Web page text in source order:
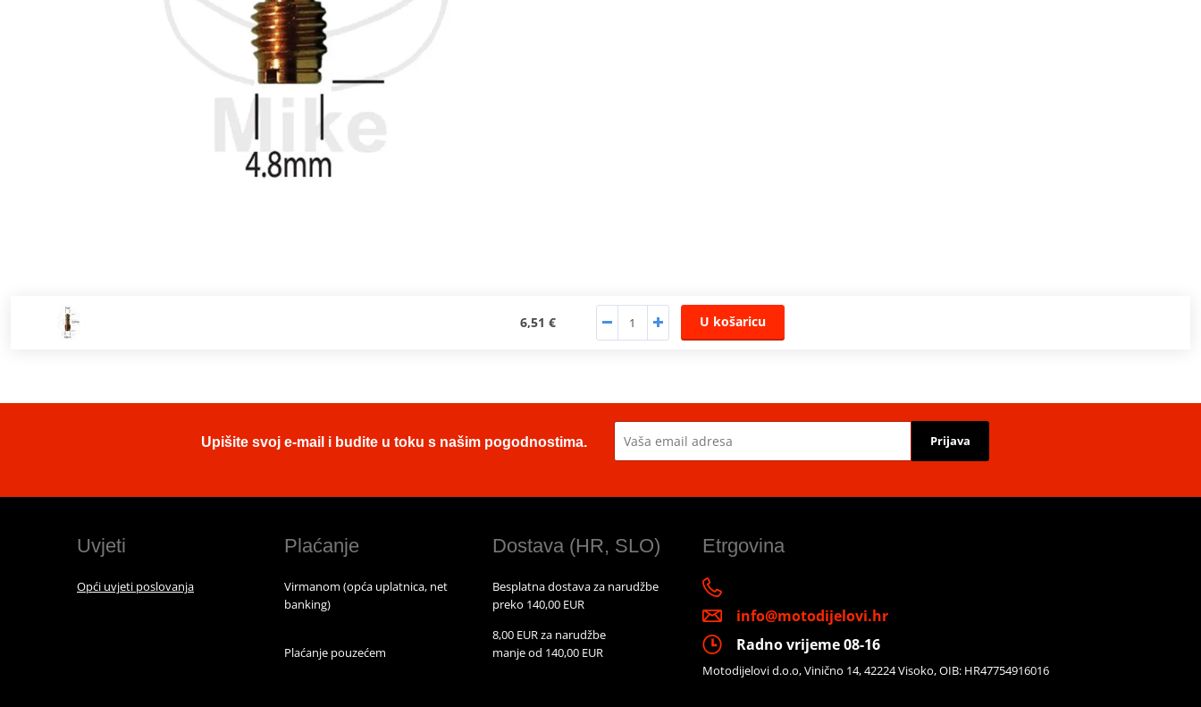
6,51 € U košaricu
Upišite svoj e-mail i budite u toku s našim pogodnostima. Prijava
Uvjeti
Opći uvjeti poslovanja
Plaćanje
Virmanom (opća uplatnica, net
banking)
Plaćanje pouzećem
Dostava (HR, SLO)
Besplatna dostava za narudžbe
preko 140,00 EUR
8,00 EUR za narudžbe
manje od 140,00 EUR
Etrgovina
info@motodijelovi.hr
Radno vrijeme 08-16
Motodijelovi d.o.o, Vinično 14, 42224 Visoko, OIB: HR47754916016